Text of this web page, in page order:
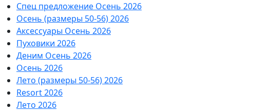
Спец предложение Осень 2026
Осень (размеры 50-56) 2026
Аксессуары Осень 2026
Пуховики 2026
Деним Осень 2026
Осень 2026
Лето (размеры 50-56) 2026
Resort 2026
Лето 2026